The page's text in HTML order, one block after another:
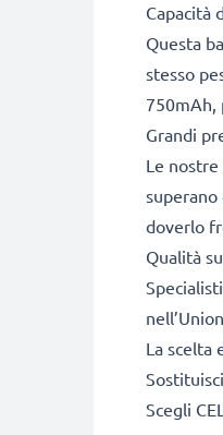
Capacità
Questa
stesso
750mAh,
Grandi
Le
doverlo
Qualità
La scelta
Scegli